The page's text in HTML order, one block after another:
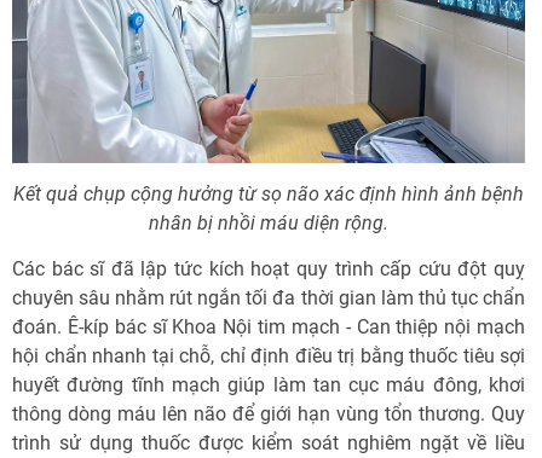
Kết quả chụp cộng hưởng từ sọ não xác định hình ảnh bệnh
nhân bị nhồi máu diện rộng.
Các bác sĩ đã lập tức kích hoạt quy trình cấp cứu đột quỵ
chuyên sâu nhằm rút ngắn tối đa thời gian làm thủ tục chẩn
đoán. Ê-kíp bác sĩ Khoa Nội tim mạch - Can thiệp nội mạch
hội chẩn nhanh tại chỗ, chỉ định điều trị bằng thuốc tiêu sợi
huyết đường tĩnh mạch giúp làm tan cục máu đông, khơi
thông dòng máu lên não để giới hạn vùng tổn thương. Quy
trình sử dụng thuốc được kiểm soát nghiêm ngặt về liều